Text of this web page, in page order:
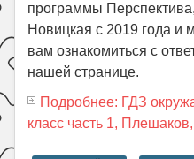
программы
Новицкая с 2019 года и
вам ознакомиться с
нашей странице.
Подробнее: ГДЗ
класс часть 1,